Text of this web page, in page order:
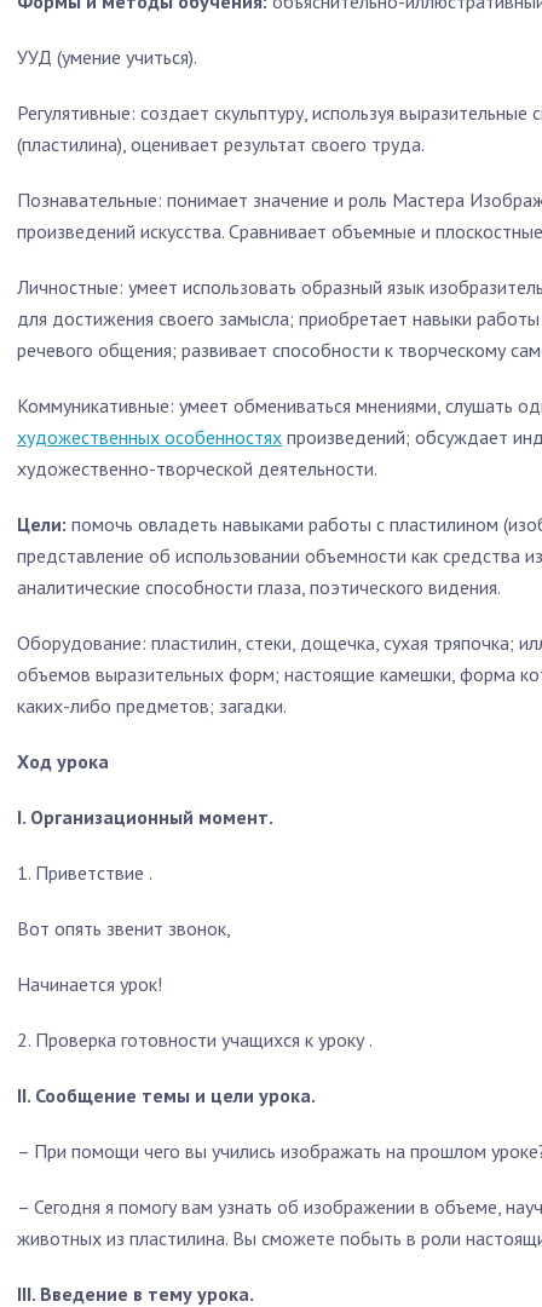
УУД (умение учиться).
Регулятивные: создает скульптуру, используя
(пластилина), оценивает результат своего труда.
Познавательные: понимает значение и роль Мастера
произведений искусства. Сравнивает объемные и
Личностные: умеет использовать образный язык
для достижения своего замысла; приобретает навыки
речевого общения; развивает способности к творческому
Коммуникативные: умеет обмениваться мнениями, слушать
художественных особенностях произведений; обсуждает
художественно-творческой деятельности.
Цели: помочь овладеть навыками работы с пластилином
представление об использовании объемности как средства
аналитические способности глаза, поэтического видения.
Оборудование: пластилин, стеки, дощечка, сухая тряпочка;
объемов выразительных форм; настоящие камешки, форма
каких-либо предметов; загадки.
Ход урока
I. Организационный момент.
1. Приветствие .
Вот опять звенит звонок,
Начинается урок!
2. Проверка готовности учащихся к уроку .
II. Сообщение темы и цели урока.
– При помощи чего вы учились изображать на прошлом
– Сегодня я помогу вам узнать об изображении в объеме,
животных из пластилина. Вы сможете побыть в роли
III. Введение в тему урока.